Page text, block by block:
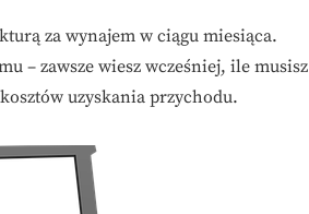
za wynajem w ciągu miesiąca.
– zawsze wiesz wcześniej, ile musisz
uzyskania przychodu.